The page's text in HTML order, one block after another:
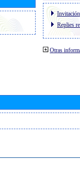
Invitación
Replies
Otras